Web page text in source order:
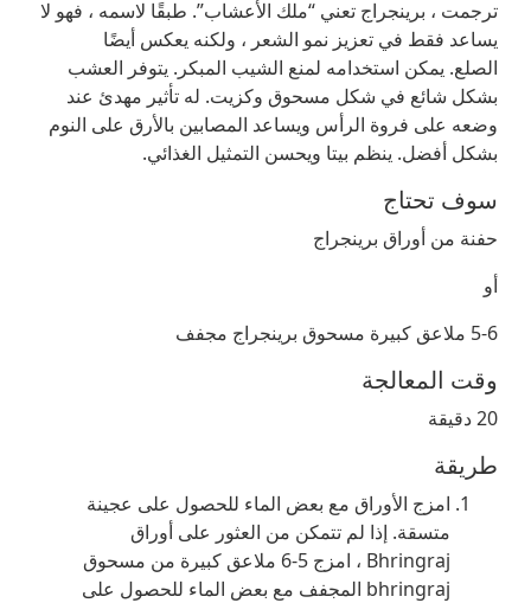
ترجمت ، برينجراج تعني “ملك الأعشاب”. طبقًا لاسمه ، فهو لا
يساعد فقط في تعزيز نمو الشعر ، ولكنه يعكس أيضًا
الصلع. يمكن استخدامه لمنع الشيب المبكر. يتوفر العشب
بشكل شائع في شكل مسحوق وكزيت. له تأثير مهدئ عند
وضعه على فروة الرأس ويساعد المصابين بالأرق على النوم
بشكل أفضل. ينظم بيتا ويحسن التمثيل الغذائي.
سوف تحتاج
حفنة من أوراق برينجراج
أو
5-6 ملاعق كبيرة مسحوق برينجراج مجفف
وقت المعالجة
20 دقيقة
طريقة
امزج الأوراق مع بعض الماء للحصول على عجينة
متسقة. إذا لم تتمكن من العثور على أوراق
Bhringraj ، امزج 5-6 ملاعق كبيرة من مسحوق
bhringraj المجفف مع بعض الماء للحصول على